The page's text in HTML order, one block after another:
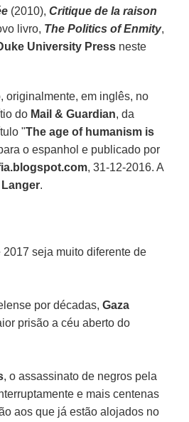
(2010),Critique de la raison
livro, The Politics of Enmity,
University Press neste
originalmente, em inglês, no
do Mail & Guardian, da
"The age of humanism is
o espanhol e publicado por
, 31-12-2016. A
.
seja muito diferente de
por décadas,Gaza
prisão a céu aberto do
, o assassinato de negros pela
e mais centenas
aos que já estão alojados no